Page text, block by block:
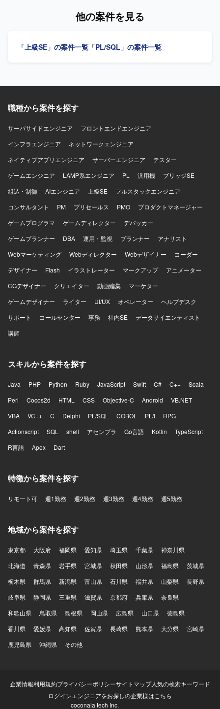
境】 DOMOや各種BIツール、GA4、Salesforce、SQLなど
成、ダッシュボード設計、レビュー、Power BI構築をご担
【求める人物像】 顧客の要望を丁寧にヒアリングし、要件
意識して業務を遂行していただける方にご活躍いただけま
を通じて、Power BIおよびデータ基盤に関する知見を幅広
程から設計、レビューまで一貫して関わることで、マネジ
ポジションの方もPower Queryによるデータ加工からダッ
シュボード構築まで一連の流れを経験していただけます。
【開発環境】 Power BI Desktop、Power Query、
Snowflake、Excel、SQLなどを利用してダッシュボードを
他の案件を見る
「上級SE」の案件一覧 「PL/SQL」の案件一覧
職種から案件を探す
サーバサイドエンジニア
フロントエンドエンジニア
インフラエンジニア
ネットワークエンジニア
ネイティブアプリエンジニア
サーバーエンジニア
テスター
ゲームエンジニア
LAMP系エンジニア PL 汎用機
ブリッジSE
組込・制御
AIエンジニア 上級SE
フルスタックエンジニア
コンサルタント
PM プリセールス PMO
プロダクトマネージャー
ゲームプログラマ
ゲームディレクター
デバッカー
ゲームプランナー
DBA 運用・監視 プランナー
アナリスト
Webマーケティング
Webディレクター Webデザイナー
コーダー
デザイナー
Flash イラストレーター マークアップ
アニメーター
CGデザイナー
クリエイター 動画編集
マーケター
ゲームデザイナー
ライター UI/UX オペレーター
ヘルプデスク
サポート
コールセンター 事務 社内SE
データサイエンティスト
講師
スキルから案件を探す
Java PHP Python Ruby JavaScript Swift C# C++
Scala
Perl
Cocos2d HTML CSS Objective-C Android
VB.NET
VBA
VC++ C Delphi PL/SQL COBOL PL/I
RPG
Actionscript
SQL shell アセンブラ Go言語 Kotlin
TypeScript
R言語
Apex Dart
特徴から案件を探す
リモート可 週1勤務 週2勤務 週3勤務 週4勤務 週5勤務
地域から案件を探す
東京都 大阪府 福岡県 愛知県 埼玉県 千葉県
神奈川県
北海道
青森県 岩手県 宮城県 秋田県 山形県 福島県
茨城県
栃木県
群馬県 新潟県 富山県 石川県 福井県 山梨県
長野県
岐阜県
静岡県 三重県 滋賀県 京都府 兵庫県
奈良県
和歌山県
鳥取県 島根県 岡山県 広島県 山口県
徳島県
香川県
愛媛県 高知県 佐賀県 長崎県 熊本県 大分県
宮崎県
鹿児島県
沖縄県 その他
企業情報利用規約プライバシーポリシーサイトマップ人気の検索キーワード
ログインエンジニアをお探しの企業様はこちら
coconala tech Inc.